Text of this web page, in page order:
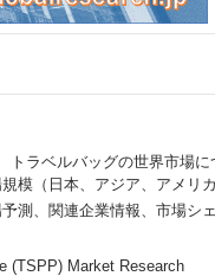
トラベルバッグの世界市場に
模（日本、アジア、アメリカ
測、関連企業情報、市場シェ
(TSPP) Market Research